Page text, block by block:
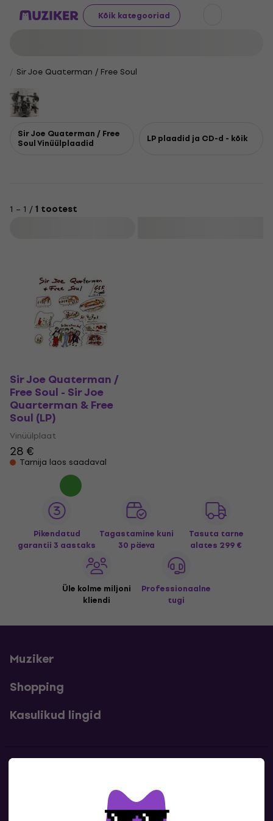
Kõik kategooriad
Sir Joe Quaterman / Free Soul
Sir Joe Quaterman / Free
Soul Vinüülplaadid LP plaadid ja CD-d - kõik
1 – 1 /1 tootest
Sir Joe Quaterman /
Free Soul - Sir Joe
Quarterman & Free
Soul (LP)
Vinüülplaat
28 €
Tarnija laos saadaval
Pikendatud
garantii 3 aastaks
Tagastamine kuni
30 päeva
Tasuta tarne
alates 299 €
Üle kolme miljoni
kliendi
Professionaalne
tugi
Muziker
Shopping
Kasulikud lingid
Kontaktandmed